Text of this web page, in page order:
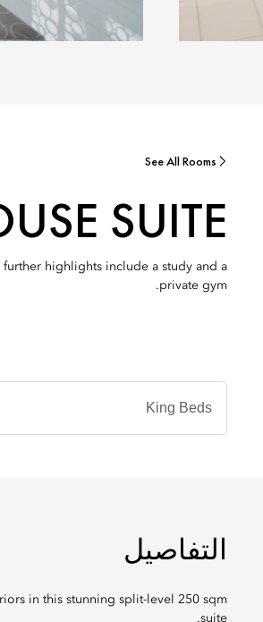
See All Rooms
SUITE
highlights include a study and a
private gym.
التفاصيل
in this stunning split-level 250 sqm
suite.